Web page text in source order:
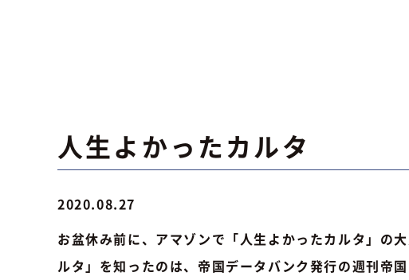
人生よかったカルタ
2020.08.27
お盆休み前に、アマゾンで「人生よかったカルタ」の
ルタ」を知ったのは、帝国データバンク発行の週刊帝